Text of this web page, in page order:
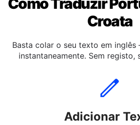
Como Traduzir
Croata
instantaneamente. Sem registo,